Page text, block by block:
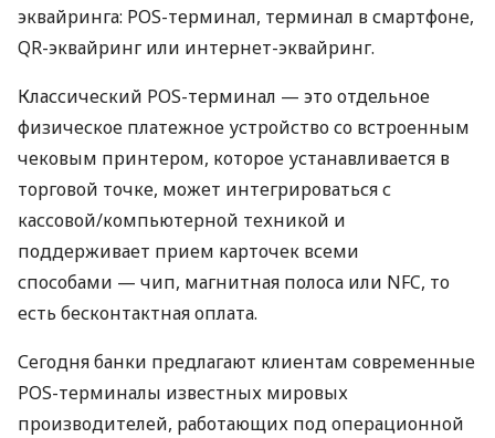
эквайринга: POS-терминал, терминал в смартфоне,
QR-эквайринг или интернет-эквайринг.
Классический POS-терминал — это отдельное
физическое платежное устройство со встроенным
чековым принтером, которое устанавливается в
торговой точке, может интегрироваться с
кассовой/компьютерной техникой и
поддерживает прием карточек всеми
способами — чип, магнитная полоса или NFC, то
есть бесконтактная оплата.
Сегодня банки предлагают клиентам современные
POS-терминалы известных мировых
производителей, работающих под операционной